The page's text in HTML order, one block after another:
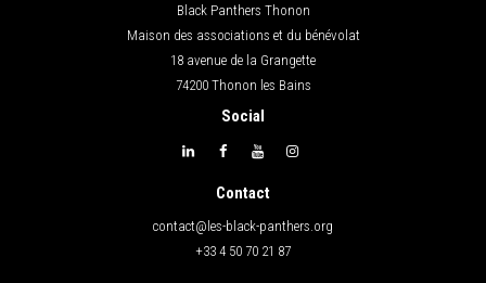
Black Panthers Thonon
Maison des associations et du bénévolat
18 avenue de la Grangette
74200 Thonon les Bains
Social
Contact
contact@les-black-panthers.org
+33 4 50 70 21 87